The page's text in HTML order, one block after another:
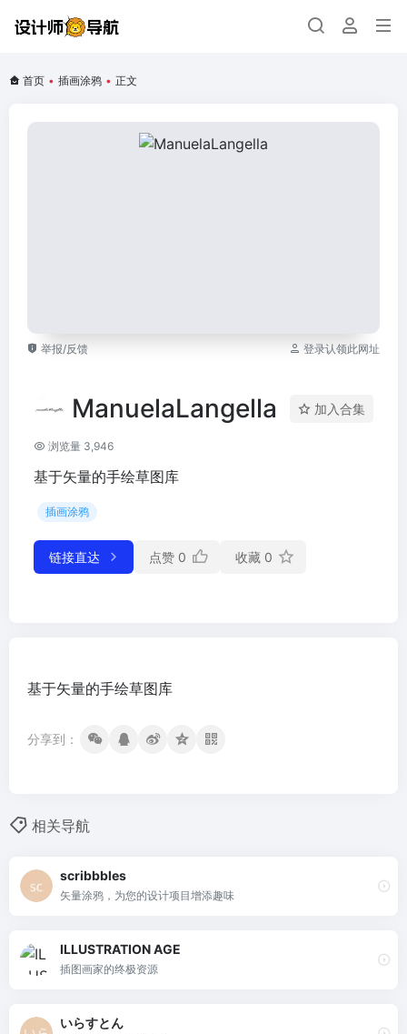
首页 • 插画涂鸦 • 正文
举报/反馈 登录认领此网址
ManuelaLangella 加入合集
浏览量 3,946
基于矢量的手绘草图库
插画涂鸦
链接直达 点赞 0 收藏 0
基于矢量的手绘草图库
分享到：
相关导航
scribbbles
矢量涂鸦，为您的设计项目增添趣味
ILLUSTRATION AGE
插图画家的终极资源
いらすとん